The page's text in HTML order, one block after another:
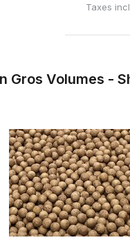
Taxes
Gros Volumes -